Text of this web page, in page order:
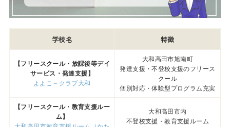
学校名 特徴
【フリースクール・放課後等デイ
サービス・発達支援】
よよこ～クラブ大和
大和高田市旭南町
発達支援・不登校支援のフリース
クール
個別対応・体験型プログラム充実
【フリースクール・教育支援ルー
ム】
大和高田市内
不登校支援・教育支援ルーム